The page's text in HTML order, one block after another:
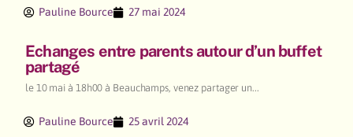
Pauline Bource 27 mai 2024
Echanges entre parents autour d’un buffet
partagé
le 10 mai à 18h00 à Beauchamps, venez partager un...
Pauline Bource 25 avril 2024